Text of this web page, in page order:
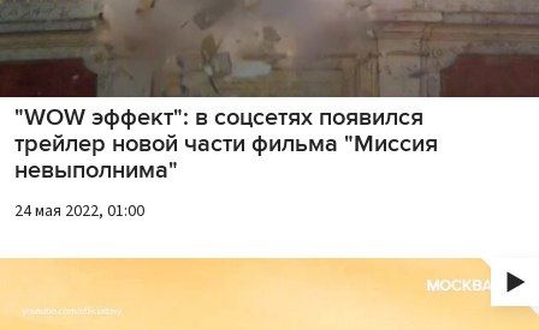
"WOW эффект": в соцсетях появился
трейлер новой части фильма "Миссия
невыполнима"
24 мая 2022, 01:00